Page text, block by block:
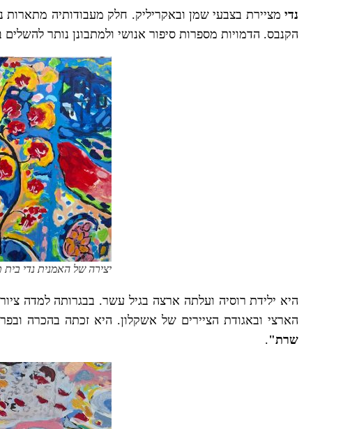
נדימציירת בצבעי שמן ובאקריליק. חלק מעבודותיה מתארות
הקנבס. הדמויות מספרות סיפור אנושי ולמתבונן נותר
יצירה של האמנית נדי בית
היא ילידת רוסיה ועלתה ארצה בגיל עשר. בבגרותה למדה
הארצי ובאגודת הציירים של אשקלון. היא זכתה בהכרה
שרת".